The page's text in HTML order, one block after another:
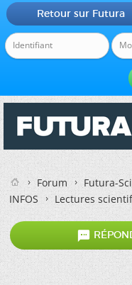
Retour sur Futura
Forum
Futura-
INFOS
Lectures
